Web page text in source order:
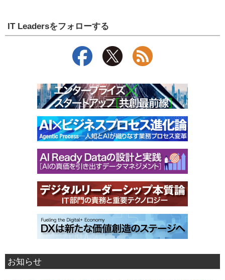
IT Leadersをフォローする
お知らせ